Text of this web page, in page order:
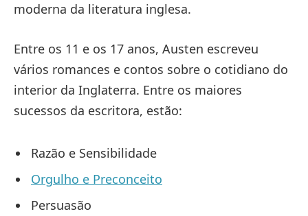
moderna da literatura inglesa.
Entre os 11 e os 17 anos, Austen escreveu
vários romances e contos sobre o cotidiano do
interior da Inglaterra. Entre os maiores
sucessos da escritora, estão:
Razão e Sensibilidade
Orgulho e Preconceito
Persuasão